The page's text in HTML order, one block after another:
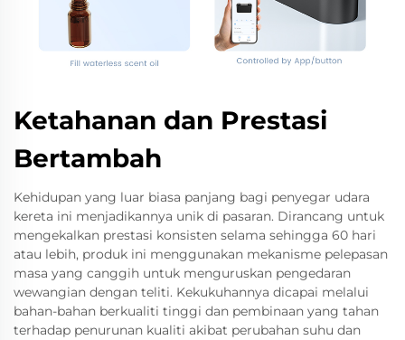
Ketahanan dan Prestasi
Bertambah
Kehidupan yang luar biasa panjang bagi penyegar udara
kereta ini menjadikannya unik di pasaran. Dirancang untuk
mengekalkan prestasi konsisten selama sehingga 60 hari
atau lebih, produk ini menggunakan mekanisme pelepasan
masa yang canggih untuk menguruskan pengedaran
wewangian dengan teliti. Kekukuhannya dicapai melalui
bahan-bahan berkualiti tinggi dan pembinaan yang tahan
terhadap penurunan kualiti akibat perubahan suhu dan